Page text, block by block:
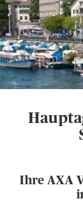
Ihre AXA